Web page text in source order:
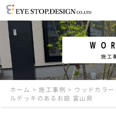
施工
ホーム >施工事例 > ウッドカラ
ルデッキのあるお庭 富山県